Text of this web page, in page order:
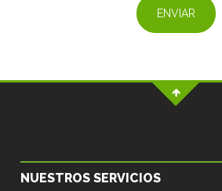
NUESTROS SERVICIOS